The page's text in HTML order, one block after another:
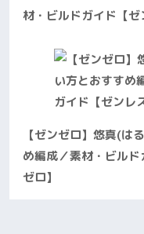
材・ビルドガイド【ゼ
【ゼンゼロ】悠真(は
め編成／素材・ビル
ゼロ】